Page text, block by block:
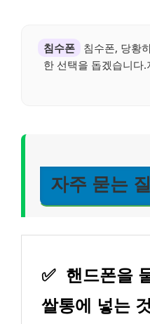
침수폰
침수폰, 당황
한 선택을 돕겠습니다
자주 묻는
✅ 핸드폰을
쌀통에 넣는